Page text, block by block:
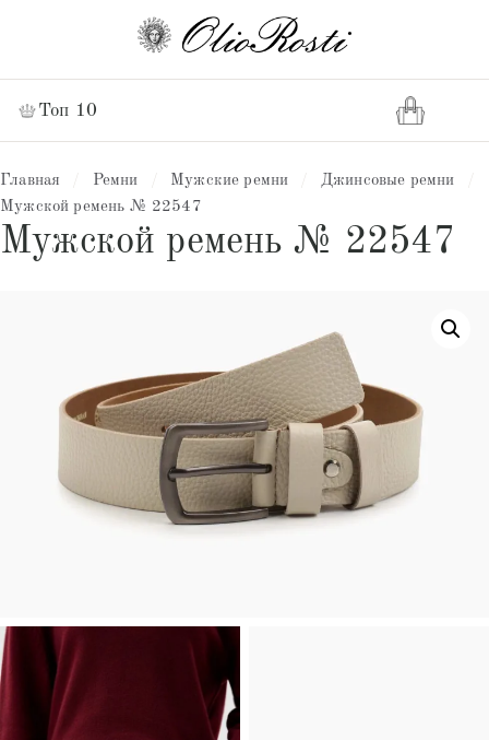
Топ 10
Главная Ремни Мужские ремни Джинсовые ремни
Мужской ремень № 22547
Мужской ремень № 22547